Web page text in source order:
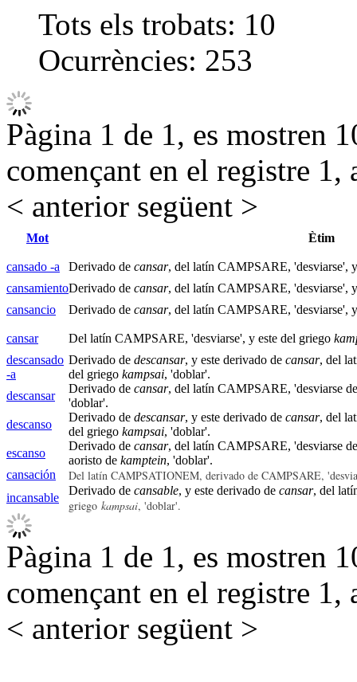
Tots els trobats: 10
Ocurrències: 253
Pàgina 1 de 1, es mostren
començant en el registre 1,
< anterior següent >
Mot Ètim
cansado -a Derivado de cansar, del latín CAMPSARE, 'desviarse',
cansamientoDerivado de cansar, del latín CAMPSARE, 'desviarse',
cansancio
Derivado de cansar, del latín CAMPSARE, 'desviarse',
cansar Del latín CAMPSARE, 'desviarse', y este del griego
descansado
-a
Derivado de descansar, y este derivado de cansar, del
del griego kampsai, 'doblar'.
descansar
Derivado de cansar, del latín CAMPSARE, 'desviarse
'doblar'.
descanso
Derivado de descansar, y este derivado de cansar, del
del griego kampsai, 'doblar'.
escanso
Derivado de cansar, del latín CAMPSARE, 'desviarse
aoristo de kamptein, 'doblar'.
cansación
Del latín CAMPSATIONEM, derivado de CAMPSARE,
incansable
Derivado de cansable, y este derivado de cansar, del
griego kampsai, 'doblar'.
Pàgina 1 de 1, es mostren
començant en el registre 1,
< anterior següent >